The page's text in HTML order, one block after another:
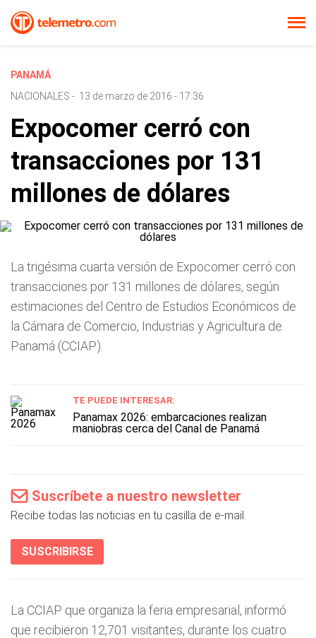
PANAMÁ
NACIONALES - 13 de marzo de 2016 - 17:36
Expocomer cerró con
transacciones por 131
millones de dólares
La trigésima cuarta versión de Expocomer cerró con
transacciones por 131 millones de dólares, según
estimaciones del Centro de Estudios Económicos de
la Cámara de Comercio, Industrias y Agricultura de
Panamá (CCIAP).
TE PUEDE INTERESAR:
Panamax 2026: embarcaciones realizan
maniobras cerca del Canal de Panamá
Suscríbete a nuestro newsletter
Recibe todas las noticias en tu casilla de e-mail.
SUSCRIBIRSE
La CCIAP que organiza la feria empresarial, informó
que recibieron 12,701 visitantes, durante los cuatro